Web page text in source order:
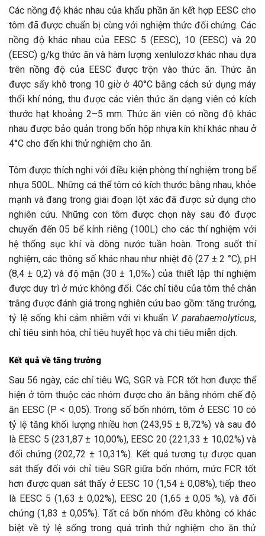
Các nồng độ khác nhau của khẩu phần ăn kết hợp EESC cho
tôm đã được chuẩn bị cùng với nghiệm thức đối chứng. Các
nồng độ khác nhau của EESC 5 (EESC), 10 (EESC) và 20
(EESC) g/kg thức ăn và hàm lượng xenlulozơ khác nhau dựa
trên nồng độ của EESC được trộn vào thức ăn. Thức ăn
được sấy khô trong 10 giờ ở 40°C bằng cách sử dụng máy
thổi khí nóng, thu được các viên thức ăn dạng viên có kích
thước hạt khoảng 2–5 mm. Thức ăn viên có nồng độ khác
nhau được bảo quản trong bốn hộp nhựa kín khí khác nhau ở
4°C cho đến khi thử nghiệm cho ăn.
Tôm được thích nghi với điều kiện phòng thí nghiệm trong bể
nhựa 500L. Những cá thể tôm có kích thước bằng nhau, khỏe
mạnh và đang trong giai đoạn lột xác đã được sử dụng cho
nghiên cứu. Những con tôm được chọn này sau đó được
chuyển đến 05 bể kính riêng (100L) cho các thí nghiệm với
hệ thống sục khí và dòng nước tuần hoàn. Trong suốt thí
nghiệm, các thông số khác nhau như nhiệt độ (27 ± 2 °C), pH
(8,4 ± 0,2) và độ mặn (30 ± 1,0‰) của thiết lập thí nghiệm
được duy trì ở mức không đổi. Các chỉ tiêu của tôm thẻ chân
trắng được đánh giá trong nghiên cứu bao gồm: tăng trưởng,
tỷ lệ sống khi cảm nhiễm với vi khuẩn V. parahaemolyticus,
chỉ tiêu sinh hóa, chỉ tiêu huyết học và chi tiêu miễn dịch.
Kết quả về tăng trưởng
Sau 56 ngày, các chỉ tiêu WG, SGR và FCR tốt hơn được thể
hiện ở tôm thuộc các nhóm được cho ăn bằng nhóm chế độ
ăn EESC (P < 0,05). Trong số bốn nhóm, tôm ở EESC 10 có
tỷ lệ tăng khối lượng nhiều hơn (243,95 ± 8,72%) và sau đó
là EESC 5 (231,87 ± 10,00%), EESC 20 (221,33 ± 10,02%) và
đối chứng (202,72 ± 10,31%). Kết quả tương tự được quan
sát thấy đối với chỉ tiêu SGR giữa bốn nhóm, mức FCR tốt
hơn được quan sát thấy ở EESC 10 (1,54 ± 0,08%), tiếp theo
là EESC 5 (1,63 ± 0,02%), EESC 20 (1,65 ± 0,05 %), và đối
chứng (1,83 ± 0,05%). Tất cả bốn nhóm đều không có khác
biệt về tỷ lệ sống trong quá trình thử nghiệm cho ăn thử